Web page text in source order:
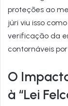
proteções ao
júri viu isso
verificação da
contornáveis
O
à “Lei